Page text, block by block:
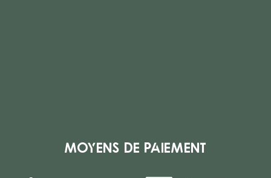
Moyens de paiement